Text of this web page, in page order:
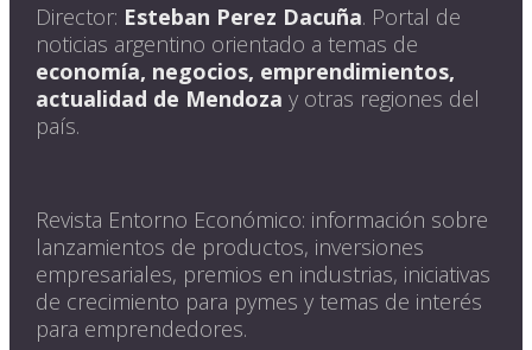
Director: Esteban Perez Dacuña. Portal de
noticias argentino orientado a temas de
economía, negocios, emprendimientos,
actualidad de Mendoza y otras regiones del
país.
Revista Entorno Económico: información sobre
lanzamientos de productos, inversiones
empresariales, premios en industrias, iniciativas
de crecimiento para pymes y temas de interés
para emprendedores.